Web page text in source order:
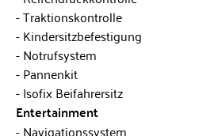
Traktionskontrolle
Kindersitzbefestigung
Notrufsystem
Pannenkit
Isofix Beifahrersitz
Entertainment
Navigationssystem